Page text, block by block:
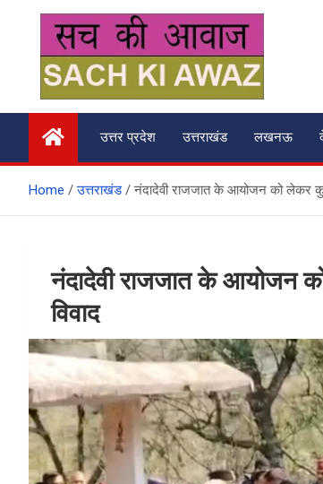
content
सच की आवाज
उत्तर प्रदेश उत्तराखंड लखनऊ
Home उत्तराखंड नंदादेवी राजजात के आयोजन को लेकर
नंदादेवी राजजात के आयोजन
विवाद